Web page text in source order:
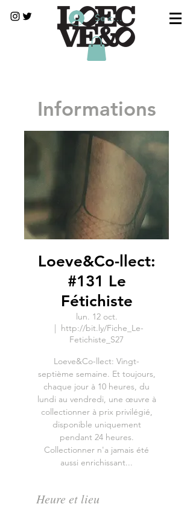
Se connecter
Informations
Loeve&Co-llect:
#131 Le
Fétichiste
lun. 12 oct.
  |
http://bit.ly/Fiche_Le-
Fetichiste_S27
Loeve&Co-llect: Vingt-
septième semaine. Et toujours,
chaque jour à 10 heures, du
lundi au vendredi, une œuvre à
collectionner à prix privilégié,
disponible uniquement
pendant 24 heures.
Collectionner n'a jamais été
aussi enrichissant...
Heure et lieu